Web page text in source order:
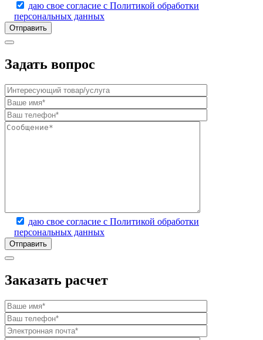
даю свое согласие с Политикой обработки
персональных данных
Задать вопрос
даю свое согласие с Политикой обработки
персональных данных
Заказать расчет